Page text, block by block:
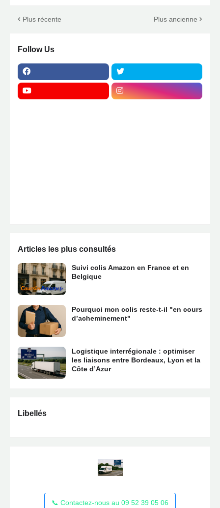
Plus récente Plus ancienne
Follow Us
Articles les plus consultés
Suivi colis Amazon en France et en
Belgique
Pourquoi mon colis reste-t-il "en cours
d’acheminement"
Logistique interrégionale : optimiser
les liaisons entre Bordeaux, Lyon et la
Côte d’Azur
Libellés
📞 Contactez-nous au 09 52 39 05 06